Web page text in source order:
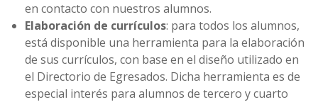
en contacto con nuestros alumnos.
Elaboración de currículos: para todos los alumnos,
está disponible una herramienta para la elaboración
de sus currículos, con base en el diseño utilizado en
el Directorio de Egresados. Dicha herramienta es de
especial interés para alumnos de tercero y cuarto